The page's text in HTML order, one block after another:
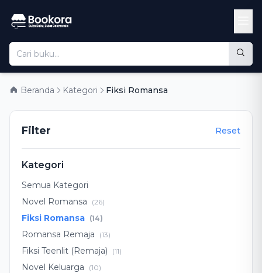
Beranda Kategori Fiksi Romansa
Filter Reset
Kategori
Semua Kategori
Novel Romansa
(26)
Fiksi Romansa (14)
Romansa Remaja (13)
Fiksi Teenlit (Remaja) (11)
Novel Keluarga (10)